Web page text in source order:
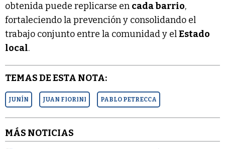
obtenida puede replicarse en cada barrio,
fortaleciendo la prevención y consolidando el
trabajo conjunto entre la comunidad y elEstado
local.
TEMAS DE ESTA NOTA:
JUNÍN JUAN FIORINI PABLO PETRECCA
MÁS NOTICIAS